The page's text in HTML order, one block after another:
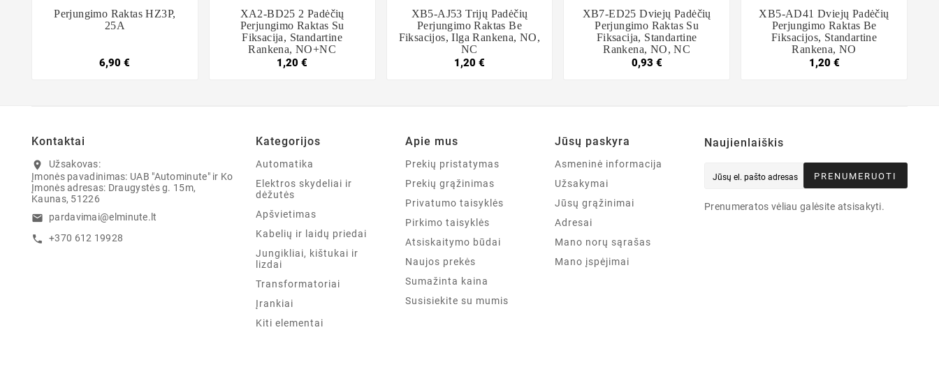
Perjungimo Raktas HZ3P,
25A
6,90 €
XA2-BD25 2 Padėčių
Perjungimo Raktas Su
Fiksacija, Standartine
Rankena, NO+NC
1,20 €
XB5-AJ53 Trijų Padėčių
Perjungimo Raktas Be
Fiksacijos, Ilga Rankena, NO,
NC
1,20 €
XB7-ED25 Dviejų Padėčių
Perjungimo Raktas Su
Fiksacija, Standartine
Rankena, NO, NC
0,93 €
XB5-AD41 Dviejų Padėčių
Perjungimo Raktas Be
Fiksacijos, Standartine
Rankena, NO
1,20 €
Kontaktai
location_on
Užsakovas:
Įmonės pavadinimas: UAB "Autominute" ir Ko
Įmonės adresas: Draugystės g. 15m,
Kaunas, 51226
email pardavimai@elminute.lt
call +370 612 19928
Kategorijos
Automatika
Elektros skydeliai ir
dėžutės
Apšvietimas
Kabelių ir laidų priedai
Jungikliai, kištukai ir
lizdai
Transformatoriai
Įrankiai
Kiti elementai
Apie mus
Prekių pristatymas
Prekių grąžinimas
Privatumo taisyklės
Pirkimo taisyklės
Atsiskaitymo būdai
Naujos prekės
Sumažinta kaina
Susisiekite su mumis
Jūsų paskyra
Asmeninė informacija
Užsakymai
Jūsų grąžinimai
Adresai
Mano norų sąrašas
Mano įspėjimai
Naujienlaiškis
PRENUMERUOTI
Prenumeratos vėliau galėsite atsisakyti.